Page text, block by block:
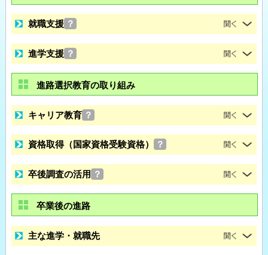
就職支援 ？
進学支援 ？
進路選択教育の取り組み
キャリア教育 ？
資格取得（国家資格受験資格） ？
卒後調査の活用 ？
卒業後の進路
主な進学・就職先